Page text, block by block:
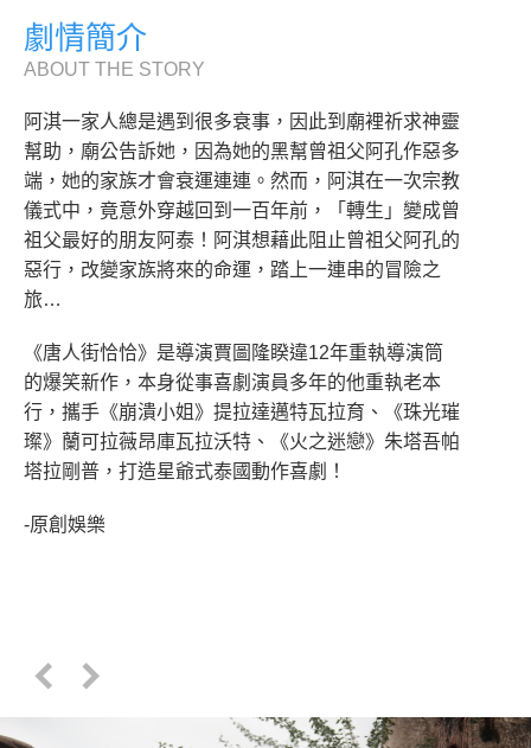
劇情簡介
ABOUT THE STORY
阿淇一家人總是遇到很多衰事，因此到廟裡祈求神靈
幫助，廟公告訴她，因為她的黑幫曾祖父阿孔作惡多
端，她的家族才會衰運連連。然而，阿淇在一次宗教
儀式中，竟意外穿越回到一百年前，「轉生」變成曾
祖父最好的朋友阿泰！阿淇想藉此阻止曾祖父阿孔的
惡行，改變家族將來的命運，踏上一連串的冒險之
旅…
《唐人街恰恰》是導演賈圖隆睽違12年重執導演筒
的爆笑新作，本身從事喜劇演員多年的他重執老本
行，攜手《崩潰小姐》提拉達邁特瓦拉育、《珠光璀
璨》蘭可拉薇昂庫瓦拉沃特、《火之迷戀》朱塔吾帕
塔拉剛普，打造星爺式泰國動作喜劇！
-原創娛樂